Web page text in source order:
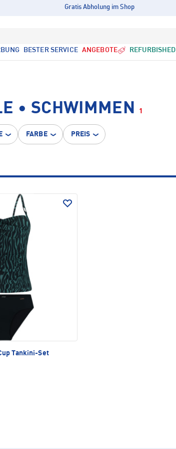
Gratis Abholung im Shop
BESTER SERVICE ANGEBOTE REFURBISHED
• SCHWIMMEN 1
FARBE PREIS
Tankini-Set